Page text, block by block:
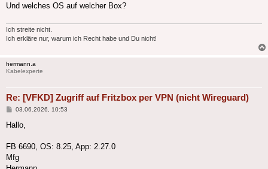
Und welches OS auf welcher Box?
Ich streite nicht.
Ich erkläre nur, warum ich Recht habe und Du nicht!
hermann.a
Kabelexperte
Re: [VFKD] Zugriff auf Fritzbox per VPN (nicht Wireguard)
Beitrag
03.06.2026, 10:53
Hallo,
FB 6690, OS: 8.25, App: 2.27.0
Mfg